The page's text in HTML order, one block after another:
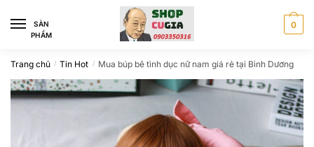
navigation
content
SÀN
PHẨM
0
Trang chủ / Tin Hot / Mua búp bê tình dục nữ nam giá rẻ tại Bình Dương